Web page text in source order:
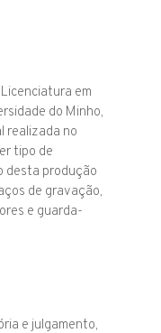
em
do Minho,
realizada no
tipo de
desta produção
de gravação,
e guarda-
e julgamento,